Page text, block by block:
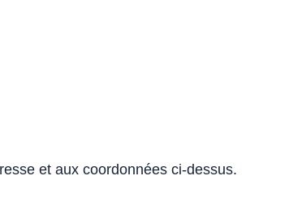
et aux coordonnées ci-dessus.